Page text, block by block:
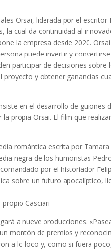
Orsai, liderada por el
la cual da continuidad al
la empresa desde 2020.
puede invertir y
participar de decisiones
proyecto y obtener ganancias
en el desarrollo de guiones
propia Orsai. El film que
romántica escrita por Tamara
negra de los humoristas
por el historiador
sobre un futuro apocalíptico,
propio Casciari
a nueve producciones.
montón de premios y
a lo loco y, como si fuera